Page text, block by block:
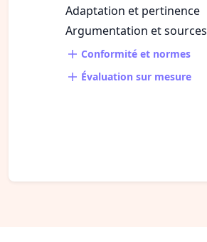
Adaptation et pertinence
Argumentation et sources
Conformité et normes
Évaluation sur mesure